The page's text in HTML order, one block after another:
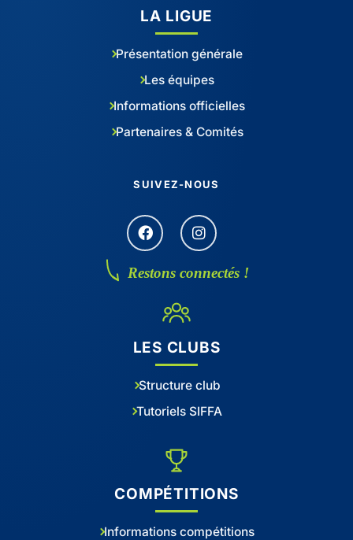
LA LIGUE
Présentation générale
Les équipes
Informations officielles
Partenaires & Comités
SUIVEZ-NOUS
Restons connectés !
LES CLUBS
Structure club
Tutoriels SIFFA
COMPÉTITIONS
Informations compétitions